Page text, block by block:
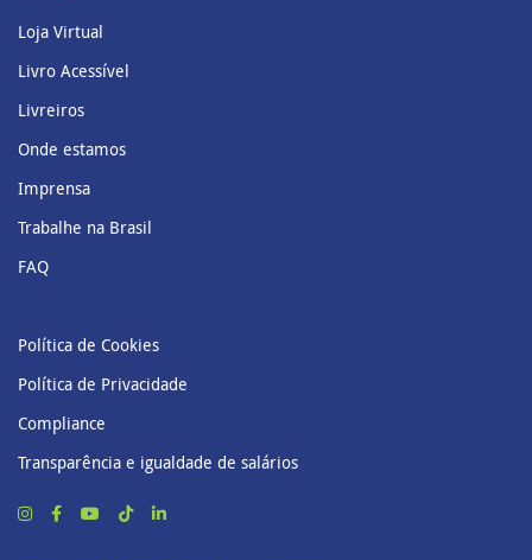
Loja Virtual
Livro Acessível
Livreiros
Onde estamos
Imprensa
Trabalhe na Brasil
FAQ
Política de Cookies
Política de Privacidade
Compliance
Transparência e igualdade de salários